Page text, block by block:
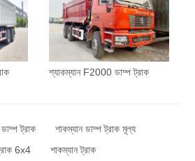
শ্যাকম্যান F2000 ডাম্প ট্রাক
ট্রাক
শাকম্যান ডাম্প ট্রাক মূল্য
6x4
শাকম্যান ট্রাক